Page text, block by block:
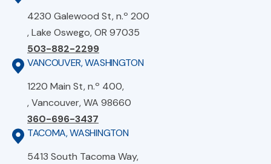
4230 Galewood St, n.º 200
, Lake Oswego, OR 97035
503-882-2299
VANCOUVER, WASHINGTON
1220 Main St, n.º 400,
, Vancouver, WA 98660
360-696-3437
TACOMA, WASHINGTON
5413 South Tacoma Way,